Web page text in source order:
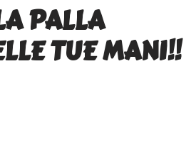
PALLA
TUE MANI!!